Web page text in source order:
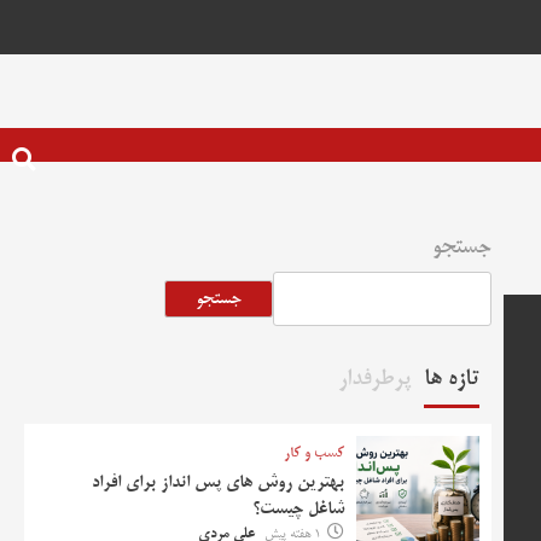
جستجو
جستجو
تازه ها پرطرفدار
کسب و کار
بهترین روش‌ های پس‌ انداز برای افراد
شاغل چیست؟
1 هفته پیش علی مردی